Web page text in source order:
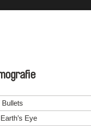
Bullets
Eye